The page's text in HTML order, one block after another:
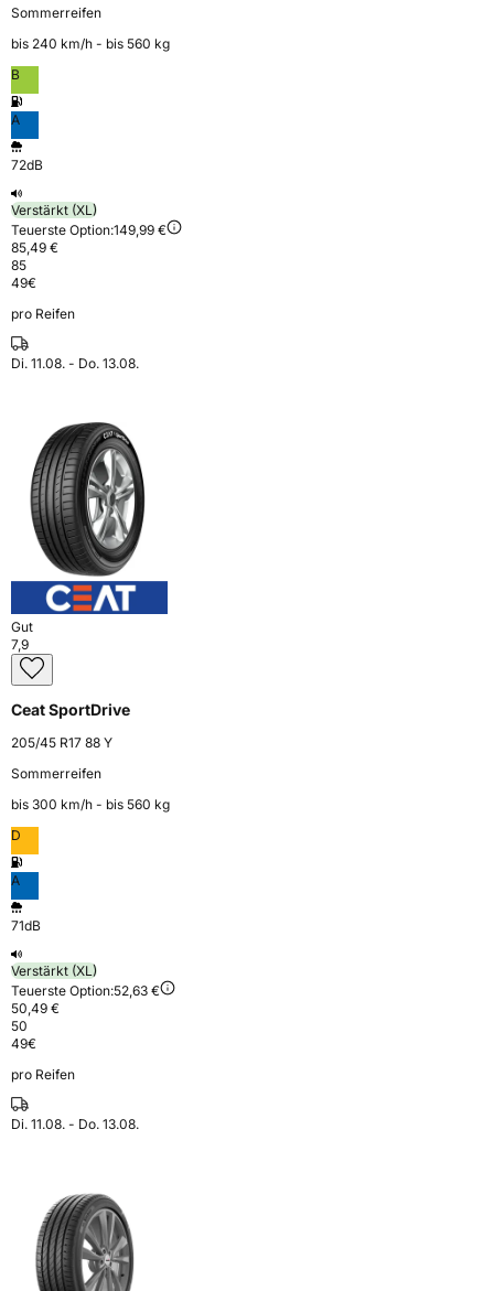
Sommerreifen
bis 240 km⁠/⁠h - bis 560 kg
B
A
72dB
Verstärkt (XL)
Teuerste Option:149,99 €
85,49 €
85
49€
pro Reifen
Di. 11.08. - Do. 13.08.
Gut
7,9
Ceat SportDrive
205/45 R17 88 Y
Sommerreifen
bis 300 km⁠/⁠h - bis 560 kg
D
A
71dB
Verstärkt (XL)
Teuerste Option:52,63 €
50,49 €
50
49€
pro Reifen
Di. 11.08. - Do. 13.08.